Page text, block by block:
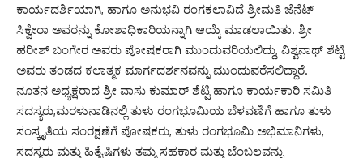
ಕಾರ್ಯದರ್ಶಿಯಾಗಿ, ಹಾಗೂ ಅನುಭವಿ ರಂಗಕಲಾವಿದೆ ಶ್ರೀಮತಿ ಜೆನೆಟ್
ಸಿಕ್ವೇರಾ ಅವರನ್ನು ಕೋಶಾಧಿಕಾರಿಯನ್ನಾಗಿ ಆಯ್ಕೆ ಮಾಡಲಾಯಿತು. ಶ್ರೀ
ಹರೀಶ್ ಬಂಗೇರ ಅವರು ಪೋಷಕರಾಗಿ ಮುಂದುವರಿಯಲಿದ್ದು, ವಿಶ್ವನಾಥ್ ಶೆಟ್ಟಿ
ಅವರು ತಂಡದ ಕಲಾತ್ಮಕ ಮಾರ್ಗದರ್ಶನವನ್ನು ಮುಂದುವರೆಸಲಿದ್ದಾರೆ.
ನೂತನ ಅಧ್ಯಕ್ಷರಾದ ಶ್ರೀ ವಾಸು ಕುಮಾರ್ ಶೆಟ್ಟಿ ಹಾಗೂ ಕಾರ್ಯಕಾರಿ ಸಮಿತಿ
ಸದಸ್ಯರು,ಮರಳುನಾಡಿನಲ್ಲಿ ತುಳು ರಂಗಭೂಮಿಯ ಬೆಳವಣಿಗೆ ಹಾಗೂ ತುಳು
ಸಂಸ್ಕೃತಿಯ ಸಂರಕ್ಷಣೆಗೆ ಪೋಷಕರು, ತುಳು ರಂಗಭೂಮಿ ಅಭಿಮಾನಿಗಳು,
ಸದಸ್ಯರು ಮತ್ತು ಹಿತೈಷಿಗಳು ತಮ್ಮ ಸಹಕಾರ ಮತ್ತು ಬೆಂಬಲವನ್ನು